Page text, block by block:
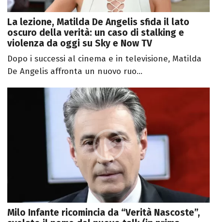
La lezione, Matilda De Angelis sfida il lato
oscuro della verità: un caso di stalking e
violenza da oggi su Sky e Now TV
Dopo i successi al cinema e in televisione, Matilda
De Angelis affronta un nuovo ruo...
Milo Infante ricomincia da “Verità Nascoste”,